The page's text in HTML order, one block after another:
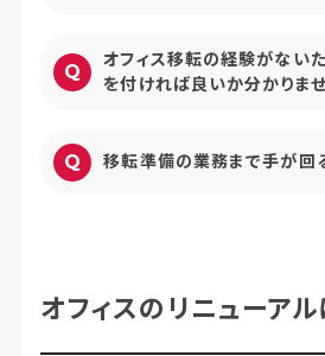
オフィス移転の経験がない
を付ければ良いか分かりま
移転準備の業務まで手が回
オフィスのリニューア